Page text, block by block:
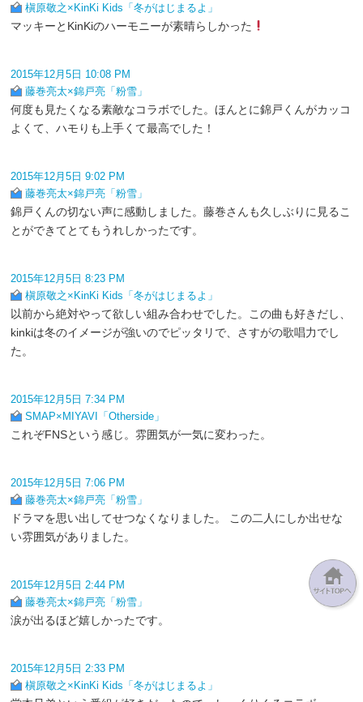
槇原敬之×KinKi Kids「冬がはじまるよ」
マッキーとKinKiのハーモニーが素晴らしかった
2015年12月5日 10:08 PM
藤巻亮太×錦戸亮「粉雪」
何度も見たくなる素敵なコラボでした。ほんとに錦戸くんがカッコ
よくて、ハモりも上手くて最高でした！
2015年12月5日 9:02 PM
藤巻亮太×錦戸亮「粉雪」
錦戸くんの切ない声に感動しました。藤巻さんも久しぶりに見るこ
とができてとてもうれしかったです。
2015年12月5日 8:23 PM
槇原敬之×KinKi Kids「冬がはじまるよ」
以前から絶対やって欲しい組み合わせでした。この曲も好きだし、
kinkiは冬のイメージが強いのでピッタリで、さすがの歌唱力でし
た。
2015年12月5日 7:34 PM
SMAP×MIYAVI「Otherside」
これぞFNSという感じ。雰囲気が一気に変わった。
2015年12月5日 7:06 PM
藤巻亮太×錦戸亮「粉雪」
ドラマを思い出してせつなくなりました。 この二人にしか出せな
い雰囲気がありました。
2015年12月5日 2:44 PM
藤巻亮太×錦戸亮「粉雪」
涙が出るほど嬉しかったです。
2015年12月5日 2:33 PM
槇原敬之×KinKi Kids「冬がはじまるよ」